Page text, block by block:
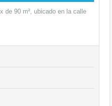
de 90 m², ubicado en la calle